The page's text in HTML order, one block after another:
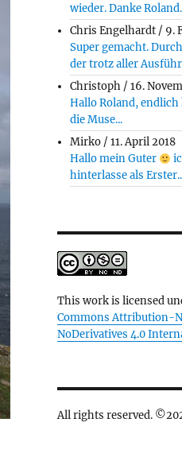
wieder. Danke
Chris Engelhardt/ 9.
Super gemacht.
der trotz aller
Christoph/16.
Hallo Roland,
die Muse...
Mirko/11. April 2018
Hallo mein Guter
hinterlasse als
This work is licensed
Commons Attribution-
NoDerivatives 4.0
All rights reserved.